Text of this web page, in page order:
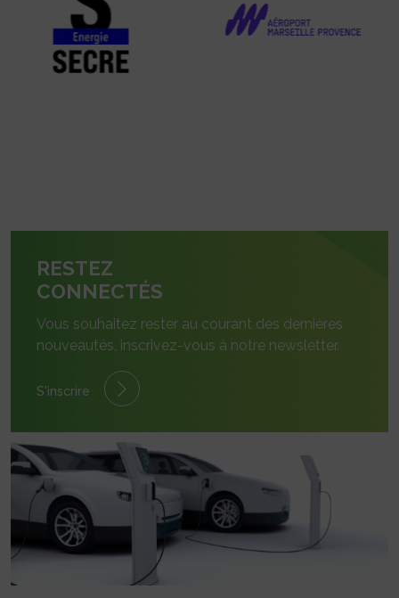
RESTEZ
CONNECTÉS
Vous souhaitez rester au courant des dernières
nouveautés, inscrivez-vous à notre newsletter.
S'inscrire